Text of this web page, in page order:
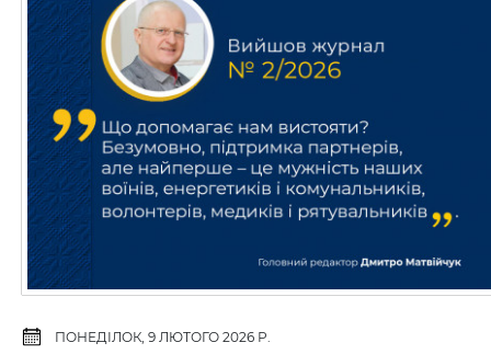
ПОНЕДІЛОК, 9 ЛЮТОГО 2026 Р.